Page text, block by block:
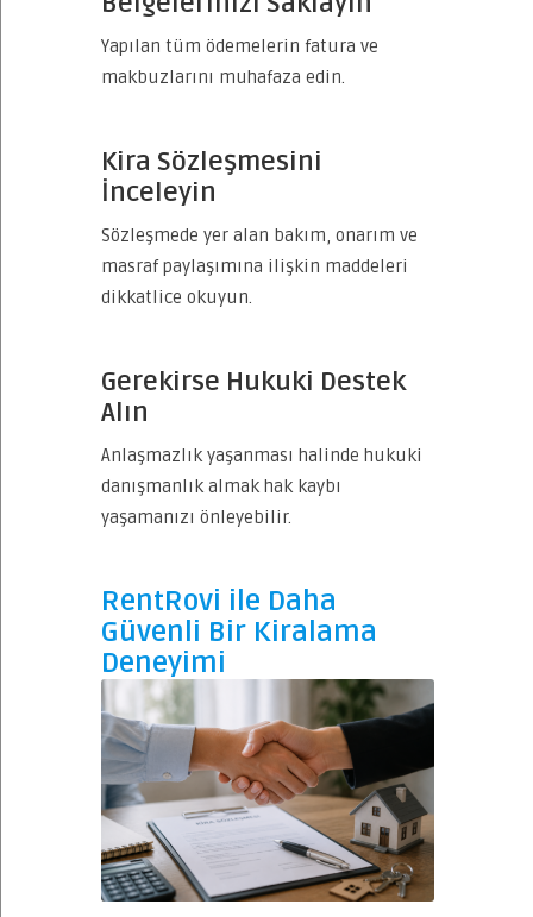
Yapılan tüm ödemelerin fatura ve
makbuzlarını muhafaza edin.
Kira Sözleşmesini
İnceleyin
Sözleşmede yer alan bakım, onarım ve
masraf paylaşımına ilişkin maddeleri
dikkatlice okuyun.
Gerekirse Hukuki Destek
Alın
Anlaşmazlık yaşanması halinde hukuki
danışmanlık almak hak kaybı
yaşamanızı önleyebilir.
RentRovi ile Daha
Güvenli Bir Kiralama
Deneyimi